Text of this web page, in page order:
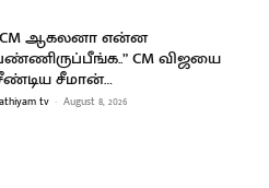
ஆகலனா என்ன
CM விஜயை
சீமான்…
tv - August 8, 2026